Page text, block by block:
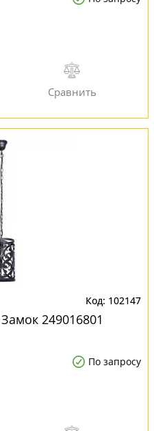
102147
249016801
По запросу